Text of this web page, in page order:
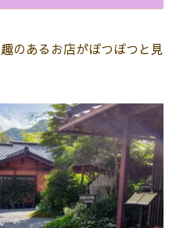
のあるお店がぽつぽつと見